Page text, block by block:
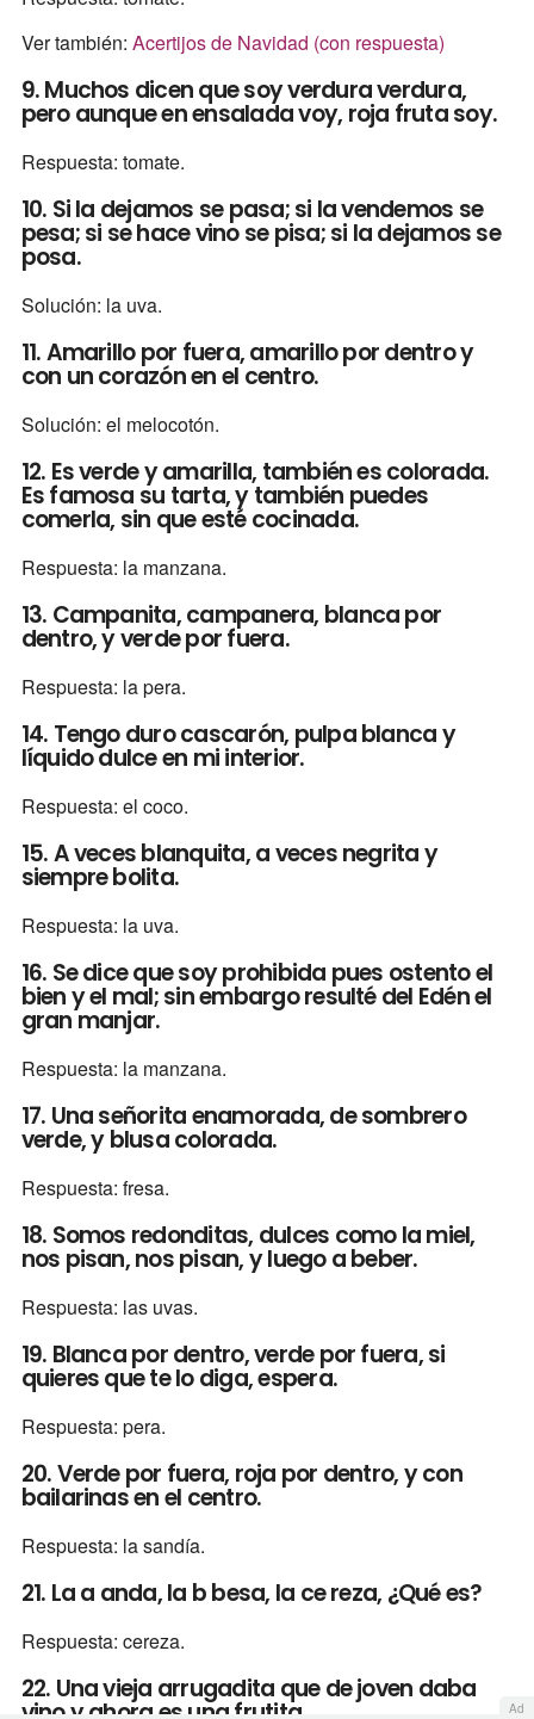
Ver también: Acertijos de Navidad (con respuesta)
9. Muchos dicen que soy verdura verdura,
pero aunque en ensalada voy, roja fruta soy.
Respuesta: tomate.
10. Si la dejamos se pasa; si la vendemos se
pesa; si se hace vino se pisa; si la dejamos se
posa.
Solución: la uva.
11. Amarillo por fuera, amarillo por dentro y
con un corazón en el centro.
Solución: el melocotón.
12. Es verde y amarilla, también es colorada.
Es famosa su tarta, y también puedes
comerla, sin que esté cocinada.
Respuesta: la manzana.
13. Campanita, campanera, blanca por
dentro, y verde por fuera.
Respuesta: la pera.
14. Tengo duro cascarón, pulpa blanca y
líquido dulce en mi interior.
Respuesta: el coco.
15. A veces blanquita, a veces negrita y
siempre bolita.
Respuesta: la uva.
16. Se dice que soy prohibida pues ostento el
bien y el mal; sin embargo resulté del Edén el
gran manjar.
Respuesta: la manzana.
17. Una señorita enamorada, de sombrero
verde, y blusa colorada.
Respuesta: fresa.
18. Somos redonditas, dulces como la miel,
nos pisan, nos pisan, y luego a beber.
Respuesta: las uvas.
19. Blanca por dentro, verde por fuera, si
quieres que te lo diga, espera.
Respuesta: pera.
20. Verde por fuera, roja por dentro, y con
bailarinas en el centro.
Respuesta: la sandía.
21. La a anda, la b besa, la ce reza, ¿Qué es?
Respuesta: cereza.
22. Una vieja arrugadita que de joven daba
Ad